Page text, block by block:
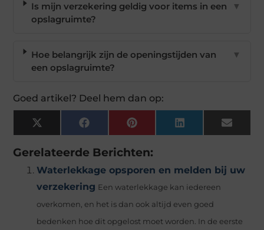
Is mijn verzekering geldig voor items in een
opslagruimte?
▼
Hoe belangrijk zijn de openingstijden van
een opslagruimte?
▼
Goed artikel? Deel hem dan op:
X
(Twitter)
FacebookPinterest LinkedIn Email
Gerelateerde Berichten:
Waterlekkage opsporen en melden bij uw
verzekering Een waterlekkage kan iedereen
overkomen, en het is dan ook altijd even goed
bedenken hoe dit opgelost moet worden. In de eerste